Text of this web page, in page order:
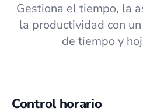
Gestiona el tiempo, la
la productividad con
de tiempo y
Control horario